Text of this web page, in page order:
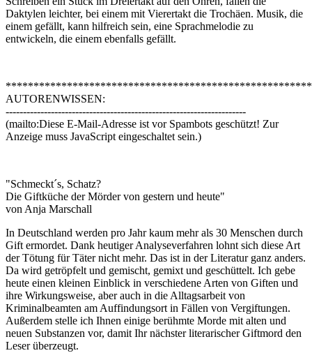
Daktylen leichter, bei einem mit Vierertakt die Trochäen. Musik, die
einem gefällt, kann hilfreich sein, eine Sprachmelodie zu
entwickeln, die einem ebenfalls gefällt.
AUTORENWISSEN:
---------------------------------------------------------------------
(mailto:Diese E-Mail-Adresse ist vor Spambots geschützt! Zur
Anzeige muss JavaScript eingeschaltet sein.)
"Schmeckt´s, Schatz?
Die Giftküche der Mörder von gestern und heute"
von Anja Marschall
In Deutschland werden pro Jahr kaum mehr als 30 Menschen durch
Gift ermordet. Dank heutiger Analyseverfahren lohnt sich diese Art
der Tötung für Täter nicht mehr. Das ist in der Literatur ganz anders.
Da wird getröpfelt und gemischt, gemixt und geschüttelt. Ich gebe
heute einen kleinen Einblick in verschiedene Arten von Giften und
ihre Wirkungsweise, aber auch in die Alltagsarbeit von
Kriminalbeamten am Auffindungsort in Fällen von Vergiftungen.
Außerdem stelle ich Ihnen einige berühmte Morde mit alten und
neuen Substanzen vor, damit Ihr nächster literarischer Giftmord den
Leser überzeugt.